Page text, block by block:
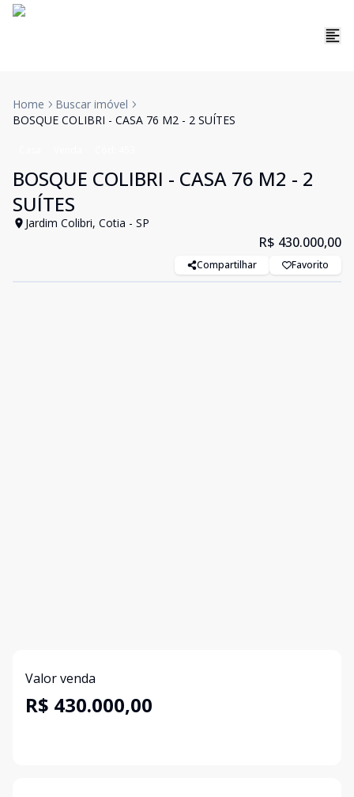
Home
Buscar imóvel
BOSQUE COLIBRI - CASA 76 M2 - 2 SUÍTES
BOSQUE COLIBRI - CASA 76 M2 - 2
SUÍTES
Jardim Colibri, Cotia - SP
R$ 430.000,00
Compartilhar Favorito
Valor venda
R$ 430.000,00